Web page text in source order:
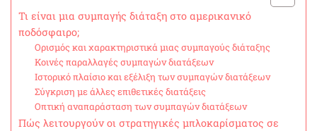
Τι είναι μια συμπαγής διάταξη στο αμερικανικό
ποδόσφαιρο;
Ορισμός και χαρακτηριστικά μιας συμπαγούς διάταξης
Κοινές παραλλαγές συμπαγών διατάξεων
Ιστορικό πλαίσιο και εξέλιξη των συμπαγών διατάξεων
Σύγκριση με άλλες επιθετικές διατάξεις
Οπτική αναπαράσταση των συμπαγών διατάξεων
Πώς λειτουργούν οι στρατηγικές μπλοκαρίσματος σε